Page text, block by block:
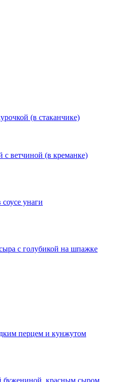
(в стаканчике)
с ветчиной (в креманке)
унаги
с голубикой на шпажке
перцем и кунжутом